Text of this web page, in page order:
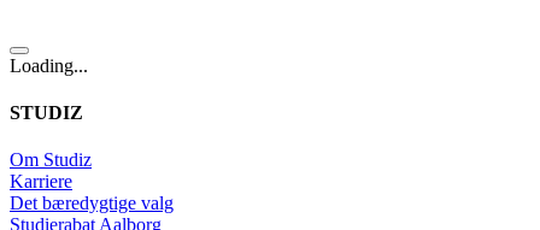
Loading...
STUDIZ
Om Studiz
Karriere
Det bæredygtige valg
Studierabat Aalborg